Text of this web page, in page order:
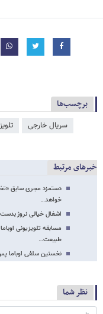
برچسب‌ها
سریال خارجی
خبرهای مرتبط
دستمزد مجری سابق
خواهد…
اشغال خیالی نروژ
مسابقه تلویزیونی
طبیعت…
نخستین سلفی اوباما
نظر شما